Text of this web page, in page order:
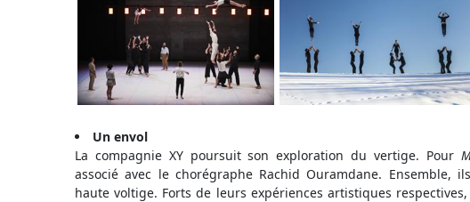
Un envol
La compagnie XY poursuit son exploration du vertige. Pour
associé avec le chorégraphe Rachid Ouramdane. Ensemble,
haute voltige. Forts de leurs expériences artistiques